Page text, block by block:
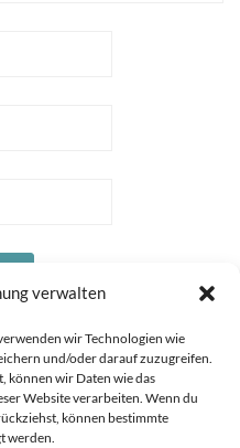
verwalten
wir Technologien wie
und/oder darauf zuzugreifen.
können wir Daten wie das
Website verarbeiten. Wenn du
können bestimmte
werden.